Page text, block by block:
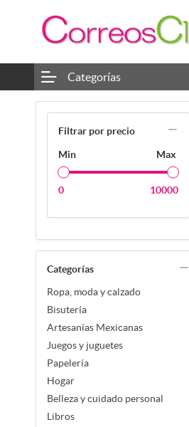
Categorías
Filtrar por precio
Min Max
0 10000
Categorías
Ropa, moda y calzado
Bisutería
Artesanías Mexicanas
Juegos y juguetes
Papelería
Hogar
Belleza y cuidado personal
Libros